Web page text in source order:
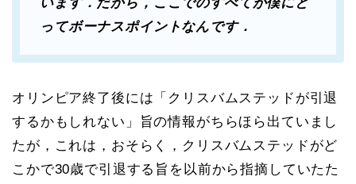
ってボーナスポイントなんです．
オリンピア終了後には「クリスバムステッドが引退
するかもしれない」旨の情報がちらほら出ていまし
たが，これは，おそらく，クリスバムステッドがど
こかで30歳で引退する旨を以前から指摘していたた